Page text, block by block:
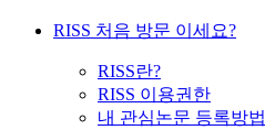
RISS 처음 방문 이세요?
RISS란?
RISS 이용권한
내 관심논문 등록방법